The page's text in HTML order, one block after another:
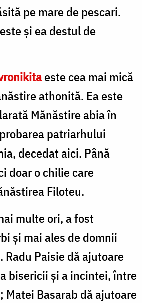
pe mare de pescari.
şi ea destul de
este cea mai mică
athonită. Ea este
Mănăstire abia în
patriarhului
decedat aici. Până
doar o chilie care
Filoteu.
multe ori, a fost
şi mai ales de domnii
Radu Paisie dă ajutoare
bisericii şi a incintei, între
Basarab dă ajutoare